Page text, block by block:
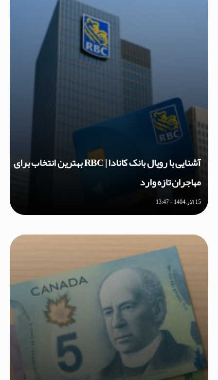
آشنایی با رویال بانک کانادا | RBC بهترین انتخاب برای
مهاجران تازه وارد
15 آذر, 1404 - 13:47